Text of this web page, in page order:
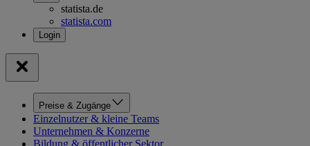
statista.de
statista.com
Preise & Zugänge
Einzelnutzer & kleine Teams
Unternehmen & Konzerne
Bildung & öffentlicher Sektor